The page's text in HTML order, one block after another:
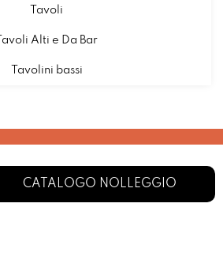
Tavoli
Tavoli Alti e Da Bar
Tavolini bassi
CATALOGO NOLLEGGIO